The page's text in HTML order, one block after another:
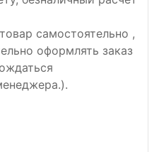
самостоятельно ,
оформлять заказ